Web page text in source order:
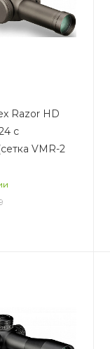
Razor HD
с
VMR-2